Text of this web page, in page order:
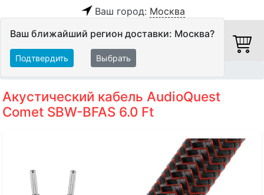
Ваш город: Москва
Ваш ближайший регион доставки: Москва?
Подтвердить Выбрать
Акустический кабель AudioQuest
Comet SBW-BFAS 6.0 Ft